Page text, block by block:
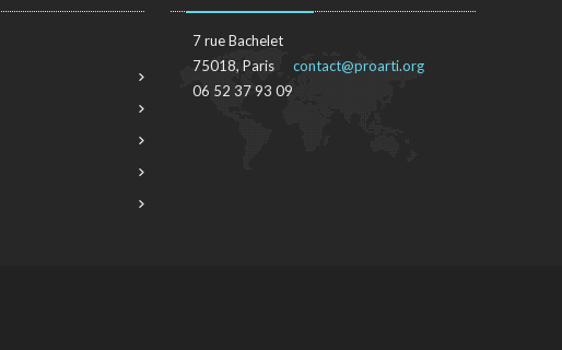
7 rue Bachelet
75018, Paris
06 52 37 93 09
contact@proarti.org